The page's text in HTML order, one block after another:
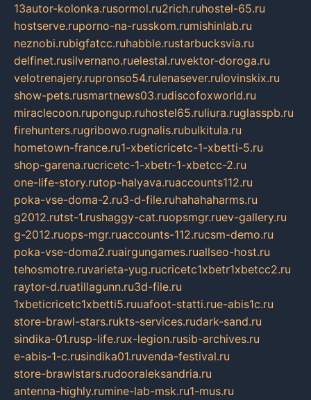
13autor-kolonka.rusormol.ru2rich.ruhostel-65.ru
hostserve.ruporno-na-russkom.rumishinlab.ru
neznobi.rubigfatcc.ruhabble.rustarbucksvia.ru
delfinet.rusilvernano.ruelestal.ruvektor-doroga.ru
velotrenajery.rupronso54.rulenasever.rulovinskix.ru
show-pets.rusmartnews03.rudiscofoxworld.ru
miraclecoon.rupongup.ruhostel65.ruliura.ruglasspb.ru
firehunters.rugribowo.rugnalis.rubulkitula.ru
hometown-france.ru1-xbeticricetc-1-xbetti-5.ru
shop-garena.rucricetc-1-xbetr-1-xbetcc-2.ru
one-life-story.rutop-halyava.ruaccounts112.ru
poka-vse-doma-2.ru3-d-file.ruhahahaharms.ru
g2012.rutst-1.rushaggy-cat.ruopsmgr.ruev-gallery.ru
g-2012.ruops-mgr.ruaccounts-112.rucsm-demo.ru
poka-vse-doma2.ruairgungames.ruallseo-host.ru
tehosmotre.ruvarieta-yug.rucricetc1xbetr1xbetcc2.ru
raytor-d.ruatillagunn.ru3d-file.ru
1xbeticricetc1xbetti5.ruuafoot-statti.rue-abis1c.ru
store-brawl-stars.rukts-services.rudark-sand.ru
sindika-01.rusp-life.rux-legion.rusib-archives.ru
e-abis-1-c.rusindika01.ruvenda-festival.ru
store-brawlstars.rudooraleksandria.ru
antenna-highly.rumine-lab-msk.ru1-mus.ru